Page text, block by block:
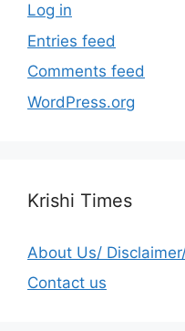
Log in
Entries feed
Comments feed
WordPress.org
Krishi Times
About Us/
Contact us